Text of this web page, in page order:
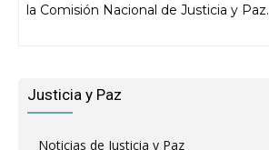
la Comisión Nacional de Justicia y Paz.
Justicia y Paz
Noticias de Justicia y Paz